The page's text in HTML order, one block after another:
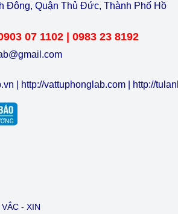
Đông, Quận Thủ Đức, Thành Phố Hồ
07 1102 | 0983 23 8192
http://vattuphonglab.com http://
- XIN